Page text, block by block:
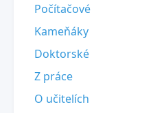
Počítačové
Kameňáky
Doktorské
Z práce
O učitelích